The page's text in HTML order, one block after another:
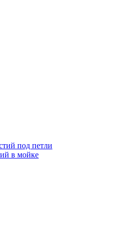
под петли
в мойке